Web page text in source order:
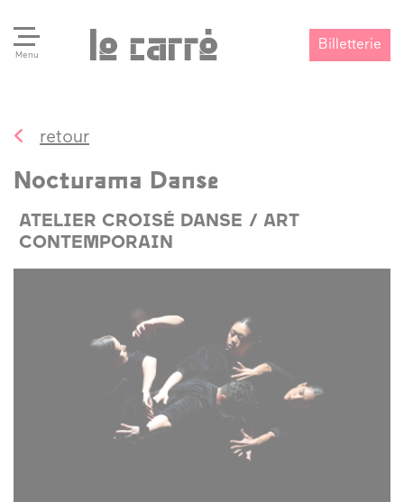
Menu
Billetterie
retour
Nocturama Danse
ATELIER CROISÉ DANSE / ART
CONTEMPORAIN